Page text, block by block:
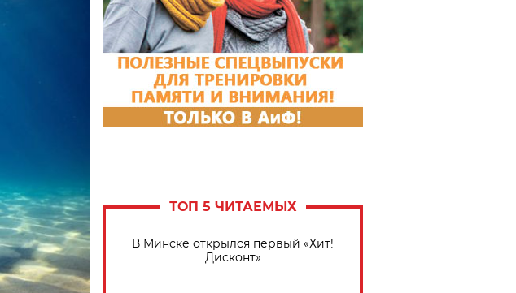
ТОП 5 ЧИТАЕМЫХ
В Минске открылся первый «Хит!
Дисконт»